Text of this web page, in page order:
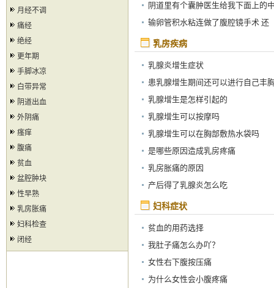
月经不调
痛经
绝经
更年期
手脚冰凉
白带异常
阴道出血
外阴痛
瘙痒
腹痛
贫血
盆腔肿块
性早熟
乳房胀痛
妇科检查
闭经
阴道里有个囊肿医生给我下面上的
药 药渣会堵塞输卵管吗
输卵管积水粘连做了腹腔镜手术 还
有机会怀孕吗？
乳房疾病
乳腺炎增生症状
患乳腺增生期间还可以进行自己丰
的按摩吗
乳腺增生是怎样引起的
乳腺增生可以按摩吗
乳腺增生可以在胸部敷热水袋吗
是哪些原因造成乳房疼痛
乳房胀痛的原因
产后得了乳腺炎怎么吃
妇科症状
贫血的用药选择
我肚子痛怎么办吖？
女性右下腹按压痛
为什么女性会小腹疼痛